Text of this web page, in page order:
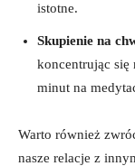
istotne.
Skupienie na
koncentrując​ się
⁣minut na
Warto również
nasze ⁢relacje z